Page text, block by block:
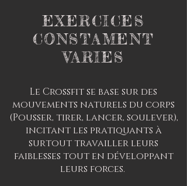
EXERCICES
CONSTAMENT
VARIES
Le Crossfit se base sur des
mouvements naturels du corps
(Pousser, tirer, lancer, soulever),
incitant les pratiquants à
surtout travailler leurs
faiblesses tout en développant
leurs forces.